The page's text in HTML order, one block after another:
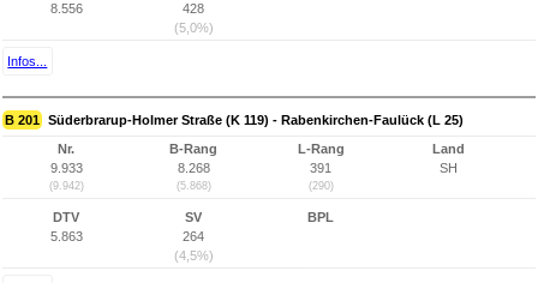
8.556
428
(5,0%)
Infos...
B 201 Süderbrarup-Holmer Straße (K 119) - Rabenkirchen-Faulück (L 25)
Nr.
9.933
(9.942)
B-Rang
8.268
(5.868)
L-Rang
391
(290)
Land
SH
DTV
5.863
SV
264
(4,5%)
BPL